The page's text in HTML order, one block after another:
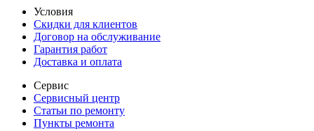
Условия
Скидки для клиентов
Договор на обслуживание
Гарантия работ
Доставка и оплата
Сервис
Сервисный центр
Статьи по ремонту
Пункты ремонта